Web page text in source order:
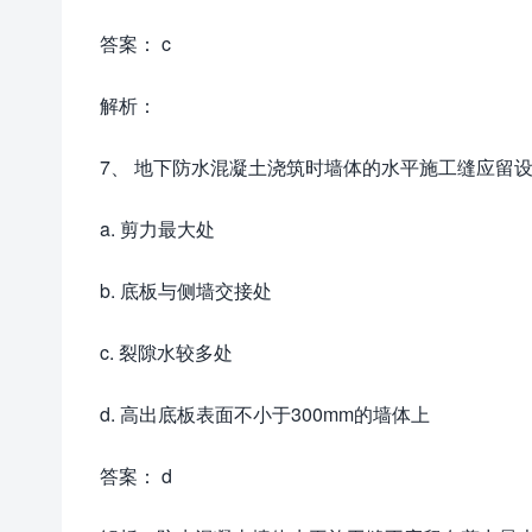
答案： c
解析：
7、 地下防水混凝土浇筑时墙体的水平施工缝应留
a. 剪力最大处
b. 底板与侧墙交接处
c. 裂隙水较多处
d. 高出底板表面不小于300mm的墙体上
答案： d